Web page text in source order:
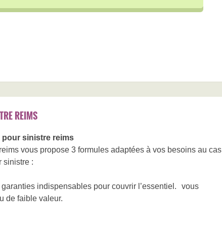
REIMS
pour sinistre reims
vous propose 3 formules adaptées à vos besoins au cas
sinistre :
indispensables pour couvrir l’essentiel. vous
de faible valeur.